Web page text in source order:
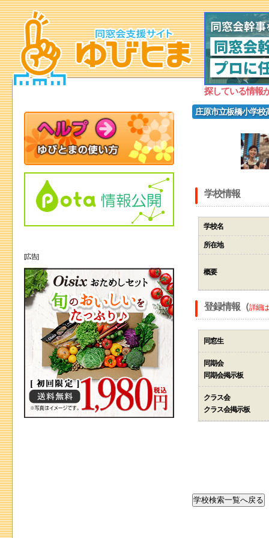
探している情報
庄原市立板橋小学校
学校情報
学校名
所在地
概要
登録情報（詳細
同窓生
同期会
同期会掲示板
クラス会
クラス会掲示板
[広告]